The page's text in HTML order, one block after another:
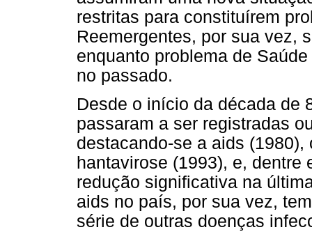
restritas para constituírem
Reemergentes, por sua vez,
enquanto problema de
no passado.
Desde o início da década de
passaram a ser registradas
destacando-se a aids
hantavirose (1993), e,
redução significativa na
aids no país, por sua vez,
série de outras doenças